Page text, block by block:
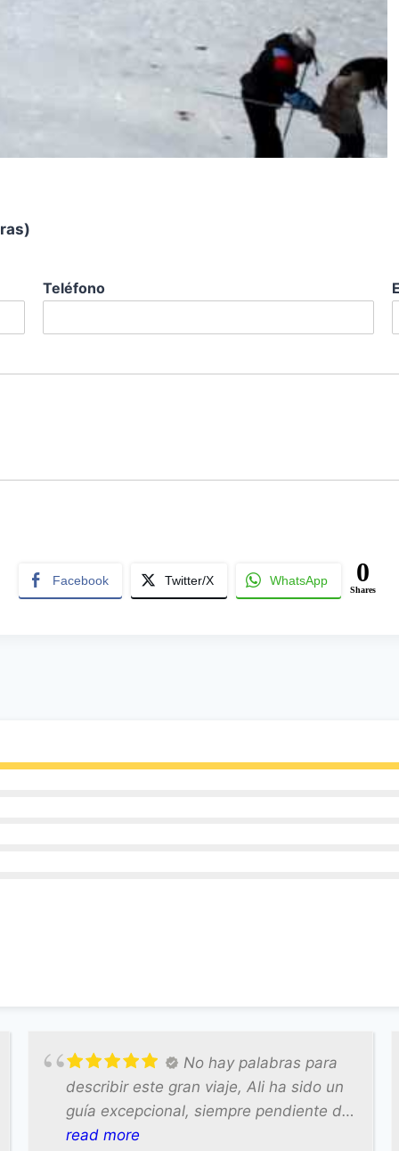
Teléfono
Facebook Twitter/X WhatsApp 0
Shares
No hay palabras para
describir este gran viaje, Ali ha sido un
guía excepcional, siempre pendiente de
nosotros , atento, mejor no lo podía
read more